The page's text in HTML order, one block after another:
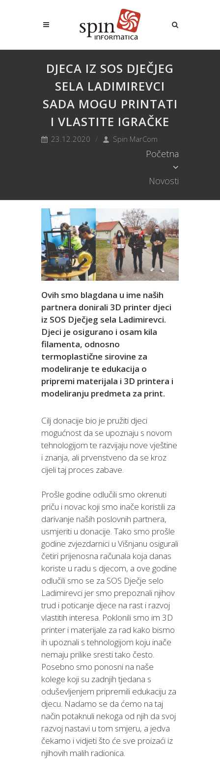
DJECA IZ SOS DJEČJEG
SELA LADIMIREVCI
SADA MOGU PRINTATI
I VLASTITE IGRAČKE
23.12.2020 Spin MarCom
Početna
Novosti
Ovih smo blagdana u ime naših
partnera donirali 3D printer djeci
iz SOS Dječjeg sela Ladimirevci.
Djeci je osigurano i osam kila
filamenta, odnosno
termoplastične sirovine za
modeliranje te edukacija o
pripremi materijala i 3D printera i
modeliranju predmeta za print.
Cilj donacije bio je pružiti djeci
mogućnost da se upoznaju s novom
tehnologijom te razvijaju nove vještine
i znanja, ali prvenstveno da se kroz
cijeli taj proces zabave.
Prošle godine odlučili smo okrenuti
priču i novac koji smo inače koristili za
darivanje naših poslovnih partnera,
usmjeriti u donacije. Tako smo prošle
godine zvjezdarnici u Višnjanu osigurali
četiri prijenosna računala koja danas
koriste u radu s djecom, a ove godine
odlučili smo se za SOS Dječje selo
Ladimirevci jer smo prepoznali njihov
trud i poticanje djece na rast i razvoj
vlastitih interesa. Poklonili smo im 3D
printer i materijale za rad kako bismo
ih upoznali s tehnologijom koju inače
nemaju prilike sresti tako često.
Posebno smo ponosni na naše
kolege koji su zadnjih tjedana s
oduševljenjem pripremili edukaciju za
djecu. Nadamo se da ćemo na taj
način potaknuli nekoga od njih da svoj
razvoj nastavi u tom smjeru, a jedva
čekamo i vidjeti što će sve proizaći iz
njihovih malih radionica.